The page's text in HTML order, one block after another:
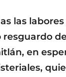
las
en